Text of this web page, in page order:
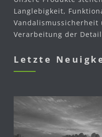
Langlebigkeit,
Verarbeitung der
Letzte